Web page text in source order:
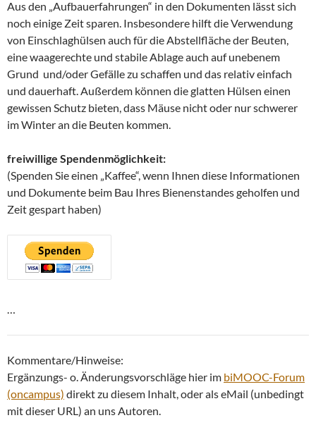
Aus den „Aufbauerfahrungen“ in den Dokumenten lässt sich
noch einige Zeit sparen. Insbesondere hilft die Verwendung
von Einschlaghülsen auch für die Abstellfläche der Beuten,
eine waagerechte und stabile Ablage auch auf unebenem
Grund und/oder Gefälle zu schaffen und das relativ einfach
und dauerhaft. Außerdem können die glatten Hülsen einen
gewissen Schutz bieten, dass Mäuse nicht oder nur schwerer
im Winter an die Beuten kommen.
freiwillige Spendenmöglichkeit:
(Spenden Sie einen „Kaffee“, wenn Ihnen diese Informationen
und Dokumente beim Bau Ihres Bienenstandes geholfen und
Zeit gespart haben)
…
Kommentare/Hinweise:
Ergänzungs- o. Änderungsvorschläge hier im biMOOC-Forum
(oncampus) direkt zu diesem Inhalt, oder als eMail (unbedingt
mit dieser URL) an uns Autoren.